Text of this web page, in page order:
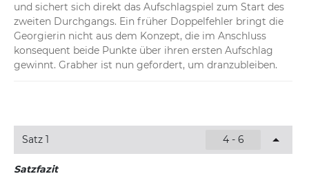
und sichert sich direkt das Aufschlagspiel zum Start des
zweiten Durchgangs. Ein früher Doppelfehler bringt die
Georgierin nicht aus dem Konzept, die im Anschluss
konsequent beide Punkte über ihren ersten Aufschlag
gewinnt. Grabher ist nun gefordert, um dranzubleiben.
Satz 1 4 - 6
Satzfazit